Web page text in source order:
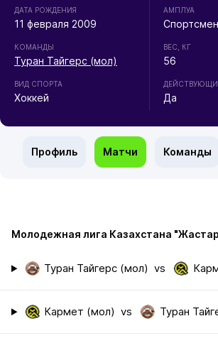
ДАТА РОЖДЕНИЯ
11 февраля 2009
КОМАНДЫ
Туран Тайгерс (мол)
ВИД СПОРТА
Хоккей
АМПЛУА
Спортсмен
ВЕС, КГ
56
Да
Профиль Матчи Команды
Молодежная лига Казахстана
Туран Тайгерс (мол) vs
Кармет (мол) vs Туран